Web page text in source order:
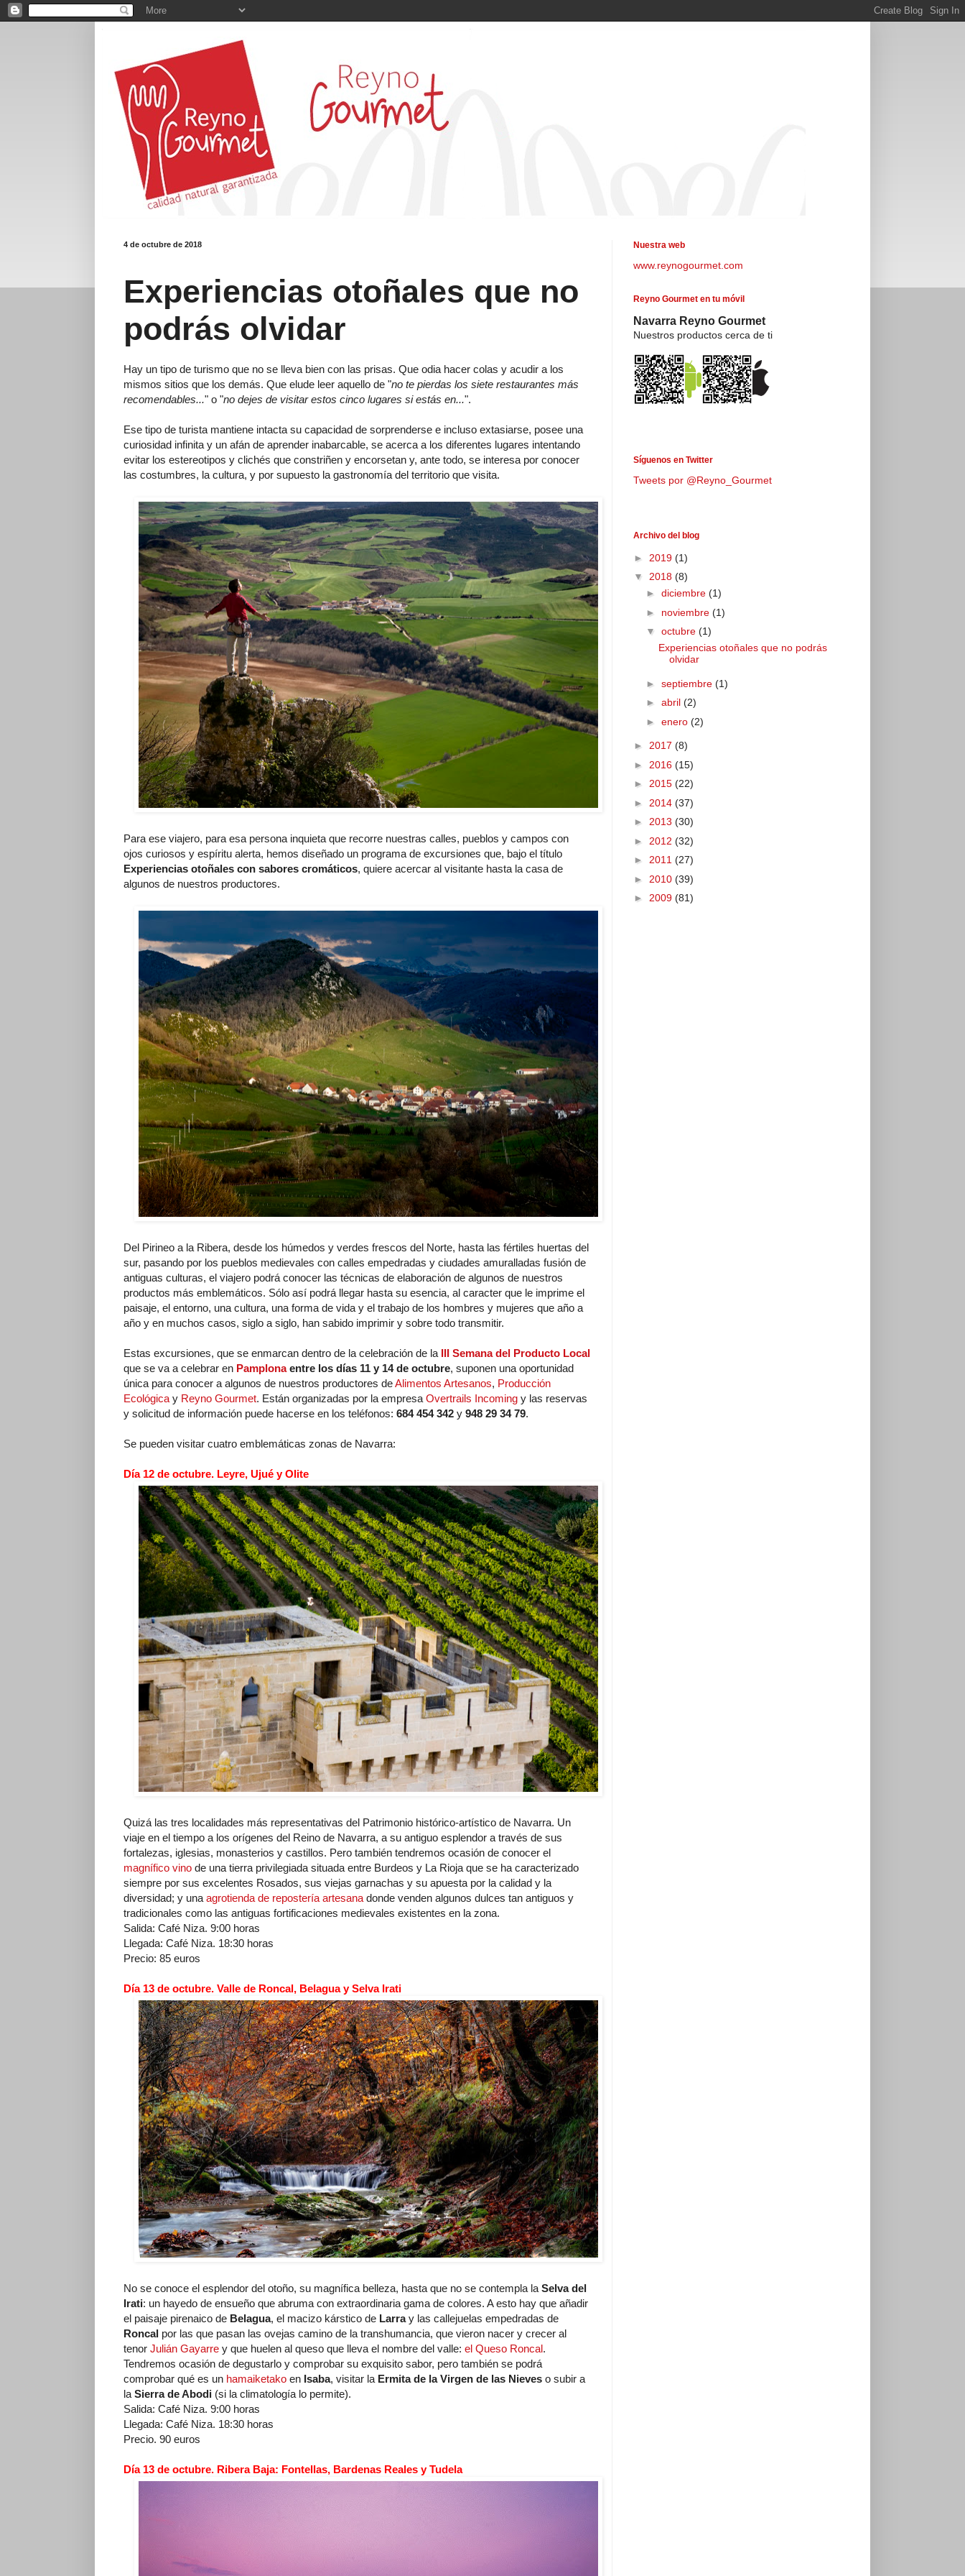
4 de octubre de 2018
Experiencias otoñales que no
podrás olvidar
Hay un tipo de turismo que no se lleva bien con las prisas. Que odia hacer colas y acudir a los
mismos sitios que los demás. Que elude leer aquello de "no te pierdas los siete restaurantes más
recomendables..." o "no dejes de visitar estos cinco lugares si estás en...".
Ese tipo de turista mantiene intacta su capacidad de sorprenderse e incluso extasiarse, posee una
curiosidad infinita y un afán de aprender inabarcable, se acerca a los diferentes lugares intentando
evitar los estereotipos y clichés que constriñen y encorsetan y, ante todo, se interesa por conocer
las costumbres, la cultura, y por supuesto la gastronomía del territorio que visita.
Para ese viajero, para esa persona inquieta que recorre nuestras calles, pueblos y campos con
ojos curiosos y espíritu alerta, hemos diseñado un programa de excursiones que, bajo el título
Experiencias otoñales con sabores cromáticos, quiere acercar al visitante hasta la casa de
algunos de nuestros productores.
Del Pirineo a la Ribera, desde los húmedos y verdes frescos del Norte, hasta las fértiles huertas del
sur, pasando por los pueblos medievales con calles empedradas y ciudades amuralladas fusión de
antiguas culturas, el viajero podrá conocer las técnicas de elaboración de algunos de nuestros
productos más emblemáticos. Sólo así podrá llegar hasta su esencia, al caracter que le imprime el
paisaje, el entorno, una cultura, una forma de vida y el trabajo de los hombres y mujeres que año a
año y en muchos casos, siglo a siglo, han sabido imprimir y sobre todo transmitir.
Estas excursiones, que se enmarcan dentro de la celebración de la III Semana del Producto Local
que se va a celebrar en Pamplonaentre los días 11 y 14 de octubre, suponen una oportunidad
única para conocer a algunos de nuestros productores deAlimentos Artesanos, Producción
Ecológica y Reyno Gourmet. Están organizadas por la empresa Overtrails Incoming y las reservas
y solicitud de información puede hacerse en los teléfonos: 684 454 342 y 948 29 34 79.
Se pueden visitar cuatro emblemáticas zonas de Navarra:
Día 12 de octubre. Leyre, Ujué y Olite
Quizá las tres localidades más representativas del Patrimonio histórico-artístico de Navarra. Un
viaje en el tiempo a los orígenes del Reino de Navarra, a su antiguo esplendor a través de sus
fortalezas, iglesias, monasterios y castillos. Pero también tendremos ocasión de conocer el
magnífico vino de una tierra privilegiada situada entre Burdeos y La Rioja que se ha caracterizado
siempre por sus excelentes Rosados, sus viejas garnachas y su apuesta por la calidad y la
diversidad; y una agrotienda de repostería artesana donde venden algunos dulces tan antiguos y
tradicionales como las antiguas fortificaciones medievales existentes en la zona.
Salida: Café Niza. 9:00 horas
Llegada: Café Niza. 18:30 horas
Precio: 85 euros
Día 13 de octubre. Valle de Roncal, Belagua y Selva Irati
No se conoce el esplendor del otoño, su magnífica belleza, hasta que no se contempla la Selva del
Irati: un hayedo de ensueño que abruma con extraordinaria gama de colores. A esto hay que añadir
el paisaje pirenaico de Belagua, el macizo kárstico de Larray las callejuelas empedradas de
Roncal por las que pasan las ovejas camino de la transhumancia, que vieron nacer y crecer al
tenor Julián Gayarre y que huelen al queso que lleva el nombre del valle: el Queso Roncal.
Tendremos ocasión de degustarlo y comprobar su exquisito sabor, pero también se podrá
comprobar qué es un hamaiketako en Isaba, visitar la Ermita de la Virgen de las Nieves o subir a
la Sierra de Abodi (si la climatología lo permite).
Salida: Café Niza. 9:00 horas
Llegada: Café Niza. 18:30 horas
Precio. 90 euros
Día 13 de octubre. Ribera Baja: Fontellas, Bardenas Reales y Tudela
Nuestra web
www.reynogourmet.com
Reyno Gourmet en tu móvil
Navarra Reyno Gourmet
Nuestros productos cerca de ti
Síguenos en Twitter
Tweets por @Reyno_Gourmet
Archivo del blog
► 2019 (1)
▼ 2018 (8)
► diciembre (1)
► noviembre (1)
▼ octubre (1)
Experiencias otoñales que no podrás
olvidar
► septiembre (1)
► abril (2)
► enero (2)
► 2017 (8)
► 2016 (15)
► 2015 (22)
► 2014 (37)
► 2013 (30)
► 2012 (32)
► 2011 (27)
► 2010 (39)
► 2009 (81)